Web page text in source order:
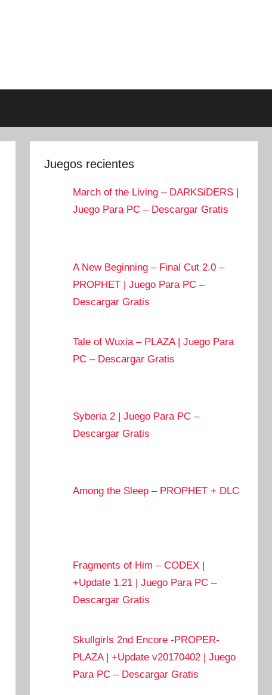
Juegos recientes
March of the Living – DARKSiDERS |
Juego Para PC – Descargar Gratis
A New Beginning – Final Cut 2.0 –
PROPHET | Juego Para PC –
Descargar Gratis
Tale of Wuxia – PLAZA | Juego Para
PC – Descargar Gratis
Syberia 2 | Juego Para PC –
Descargar Gratis
Among the Sleep – PROPHET + DLC
Fragments of Him – CODEX |
+Update 1.21 | Juego Para PC –
Descargar Gratis
Skullgirls 2nd Encore -PROPER-
PLAZA | +Update v20170402 | Juego
Para PC – Descargar Gratis